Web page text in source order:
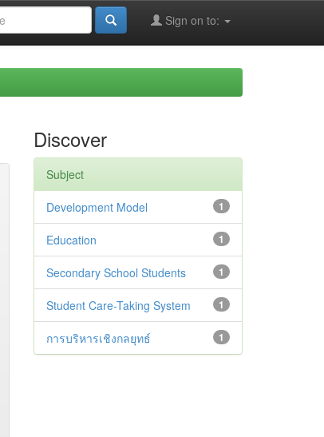
Sign on to:
Discover
Subject
1
Development Model
1
Education
1
Secondary School Students
1
Student Care-Taking System
1
การบริหารเชิงกลยุทธ์